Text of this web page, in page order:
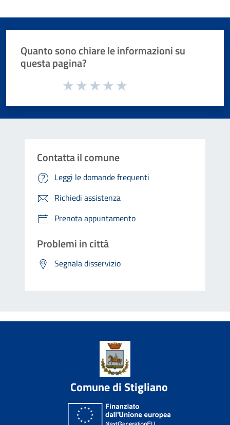
Quanto sono chiare le informazioni su
questa pagina?
Valuta da 1 a 5 stelle la pagina
Contatta il comune
Leggi le domande frequenti
Richiedi assistenza
Prenota appuntamento
Problemi in città
Segnala disservizio
Comune di Stigliano